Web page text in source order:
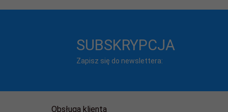
SUBSKRYPCJA
Zapisz się do newslettera:
Obsługa klienta